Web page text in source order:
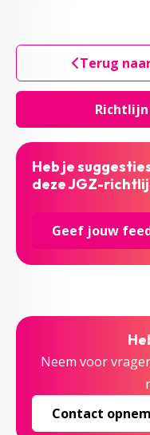
Terug
Heb je
deze JGZ-
Geef jouw
Neem voor
Contact